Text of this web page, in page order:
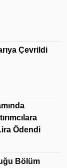
Çevrildi
Ödendi
Bölüm